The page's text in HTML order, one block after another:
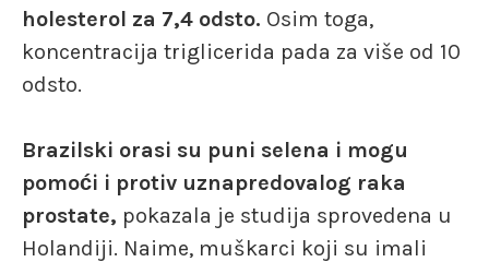
holesterol za 7,4 odsto. Osim toga,
koncentracija triglicerida pada za više od 10
odsto.
Brazilski orasi su puni selena i mogu
pomoći i protiv uznapredovalog raka
prostate, pokazala je studija sprovedena u
Holandiji. Naime, muškarci koji su imali